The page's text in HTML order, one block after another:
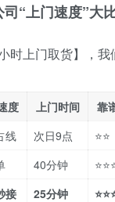
“上门速度”大
时上门取货】，
度 上门时间 靠
线 次日9点 ⭐⭐
40分钟
接 25分钟